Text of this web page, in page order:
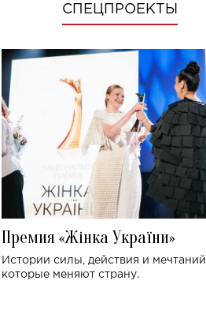
СПЕЦПРОЕКТЫ
Премия «Жінка України»
Истории силы, действия и мечтаний,
которые меняют страну.